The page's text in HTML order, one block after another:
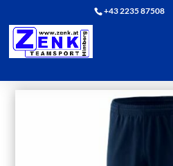
+43 2235 87508